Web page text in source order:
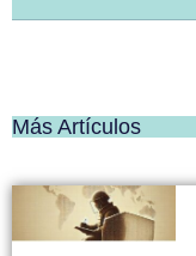
Más Artículos